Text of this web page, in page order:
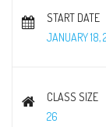
START DATE
JANUARY 18,
CLASS SIZE
26